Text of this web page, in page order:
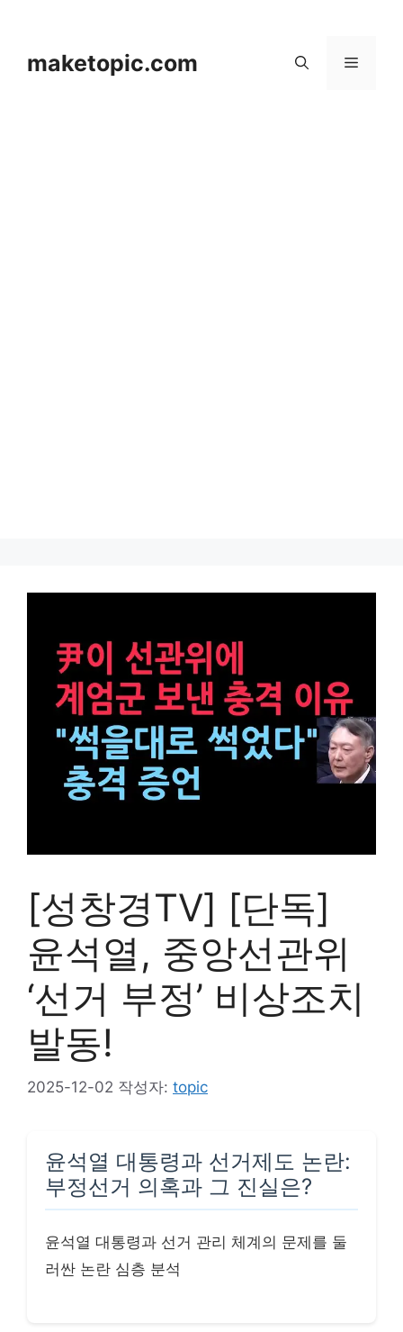
maketopic.com 메
[성창경TV] [단독]
윤석열, 중앙선관위
‘선거 부정’ 비상조치
발동!
2025-12-02 작성자: topic
윤석열 대통령과 선거제도 논란:
부정선거 의혹과 그 진실은?
윤석열 대통령과 선거 관리 체계의 문제를 둘
러싼 논란 심층 분석